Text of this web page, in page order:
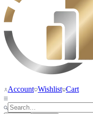
Account Wishlist Cart